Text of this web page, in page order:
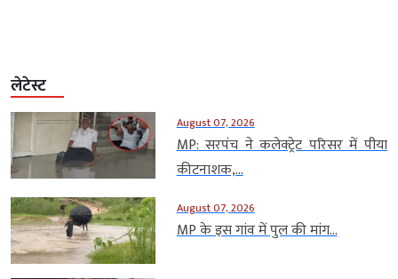
लेटेस्ट
August 07, 2026
MP: सरपंच ने कलेक्ट्रेट परिसर में पीया
कीटनाशक,...
August 07, 2026
MP के इस गांव में पुल की मांग...